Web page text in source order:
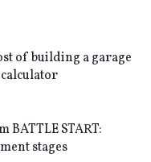
of building a garage
BATTLE START:
stages